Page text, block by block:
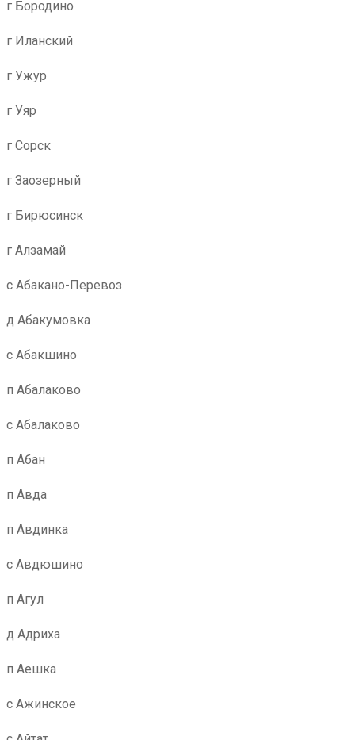
г Бородино
г Иланский
г Ужур
г Уяр
г Сорск
г Заозерный
г Бирюсинск
г Алзамай
с Абакано-Перевоз
д Абакумовка
с Абакшино
п Абалаково
с Абалаково
п Абан
п Авда
п Авдинка
с Авдюшино
п Агул
д Адриха
п Аешка
с Ажинское